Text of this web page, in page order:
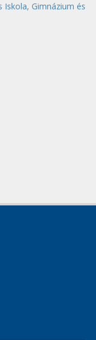
Iskola, Gimnázium és